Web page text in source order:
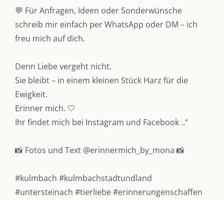
💬 Für Anfragen, Ideen oder Sonderwünsche
schreib mir einfach per WhatsApp oder DM – ich
freu mich auf dich.
Denn Liebe vergeht nicht.
Sie bleibt – in einem kleinen Stück Harz für die
Ewigkeit.
Erinner mich. 🤍
Ihr findet mich bei Instagram und Facebook ..“
📸 Fotos und Text @erinnermich_by_mona 📸
#kulmbach #kulmbachstadtundland
#untersteinach #tierliebe#erinnerungenschaffen
DIE KULMBLOGGERA
Kulmbloggera
Podcast